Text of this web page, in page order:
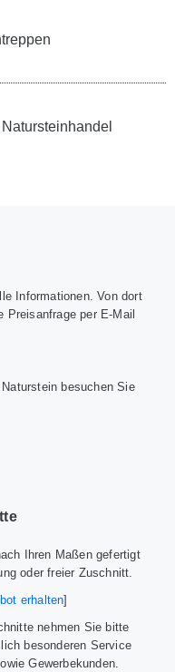
Informationen. Von dort
per E-Mail
besuchen Sie
Ihren Maßen gefertigt
oder freier Zuschnitt.
erhalten]
nehmen Sie bitte
besonderen Service
Gewerbekunden.